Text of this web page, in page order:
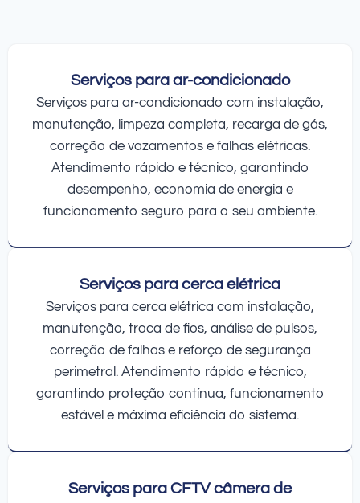
Serviços para ar-condicionado
Serviços para ar-condicionado com instalação,
manutenção, limpeza completa, recarga de gás,
correção de vazamentos e falhas elétricas.
Atendimento rápido e técnico, garantindo
desempenho, economia de energia e
funcionamento seguro para o seu ambiente.
Serviços para cerca elétrica
Serviços para cerca elétrica com instalação,
manutenção, troca de fios, análise de pulsos,
correção de falhas e reforço de segurança
perimetral. Atendimento rápido e técnico,
garantindo proteção contínua, funcionamento
estável e máxima eficiência do sistema.
Serviços para CFTV câmera de